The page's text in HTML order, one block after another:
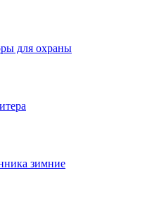
для охраны
зимние